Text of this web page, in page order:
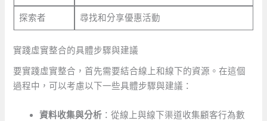
探索者 尋找和分享優惠活動
實踐虛實整合的具體步驟與建議
要實踐虛實整合，首先需要結合線上和線下的資源。在這個
過程中，可以考慮以下一些具體步驟與建議：
資料收集與分析 ：從線上與線下渠道收集顧客行為數